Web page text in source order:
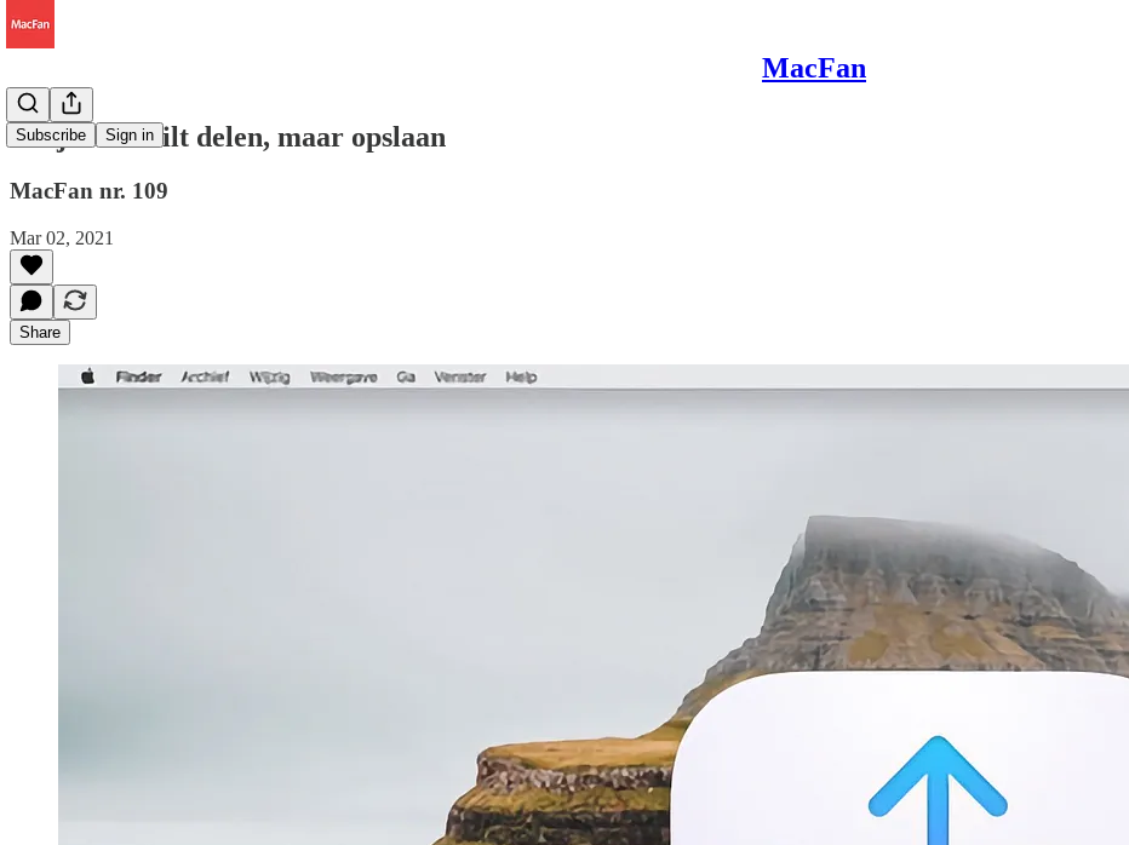
MacFan
Subscribe Sign in
Als je niet wilt delen, maar opslaan
MacFan nr. 109
Mar 02, 2021
Share